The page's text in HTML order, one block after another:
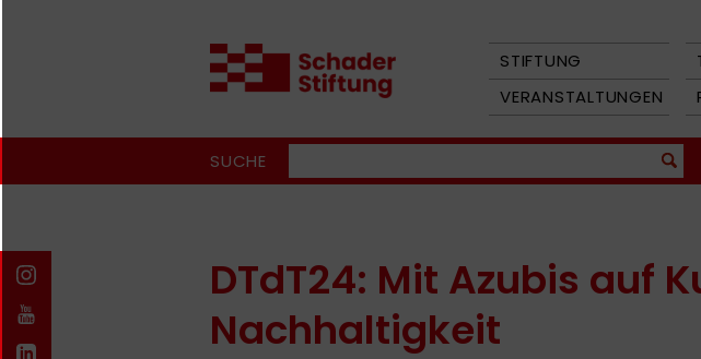
STIFTUNG
VERANSTALTUNGEN
SUCHE
DTdT24: Mit Azubis auf
Nachhaltigkeit